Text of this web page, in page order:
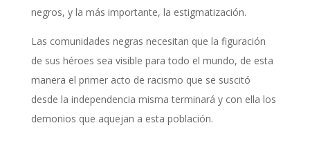
negros, y la más importante, la estigmatización.
Las comunidades negras necesitan que la figuración
de sus héroes sea visible para todo el mundo, de esta
manera el primer acto de racismo que se suscitó
desde la independencia misma terminará y con ella los
demonios que aquejan a esta población.